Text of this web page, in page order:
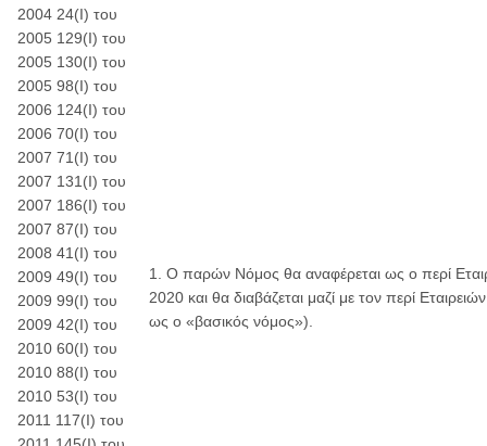
2004 24(Ι) του
2005 129(Ι) του
2005 130(Ι) του
2005 98(Ι) του
2006 124(Ι) του
2006 70(Ι) του
2007 71(Ι) του
2007 131(Ι) του
2007 186(Ι) του
2007 87(Ι) του
2008 41(Ι) του
2009 49(Ι) του
2009 99(Ι) του
2009 42(Ι) του
2010 60(Ι) του
2010 88(Ι) του
2010 53(Ι) του
2011 117(Ι) του
1. Ο παρών Νόμος θα αναφέρεται ως ο περί
2020 και θα διαβάζεται μαζί με τον περί
ως ο «βασικός νόμος»).